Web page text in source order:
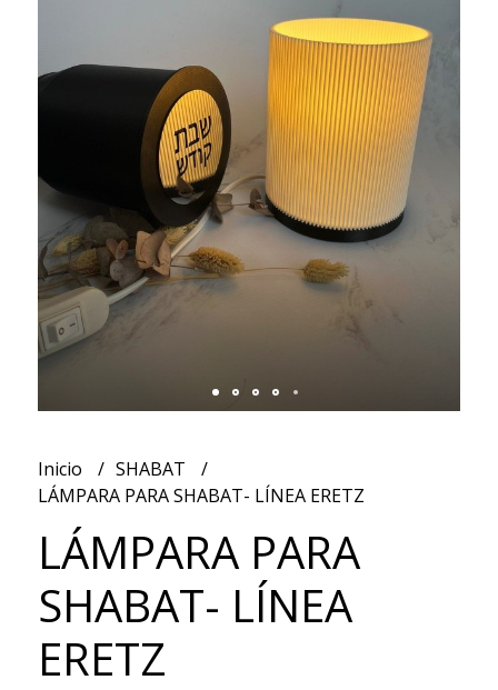
Inicio
SHABAT
LÁMPARA PARA SHABAT- LÍNEA ERETZ
LÁMPARA PARA
SHABAT- LÍNEA
ERETZ